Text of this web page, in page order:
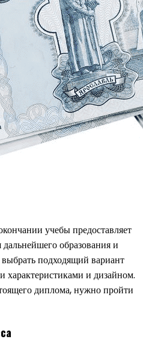
учебы предоставляет
образования и
подходящий вариант
характеристиками и дизайном.
диплома, нужно пройти